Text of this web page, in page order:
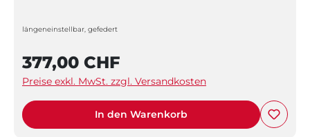
längeneinstellbar, gefedert
377,00 CHF
Preise exkl. MwSt. zzgl. Versandkosten
In den Warenkorb